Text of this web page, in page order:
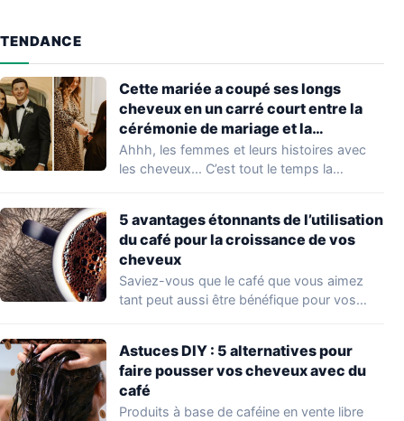
TENDANCE
Cette mariée a coupé ses longs
cheveux en un carré court entre la
cérémonie de mariage et la
réception. Le résultat est
époustouflant !
Ahhh, les femmes et leurs histoires avec
les cheveux... C’est tout le temps la…
5 avantages étonnants de l’utilisation
du café pour la croissance de vos
cheveux
Saviez-vous que le café que vous aimez
tant peut aussi être bénéfique pour vos…
Astuces DIY : 5 alternatives pour
faire pousser vos cheveux avec du
café
Produits à base de caféine en vente libre